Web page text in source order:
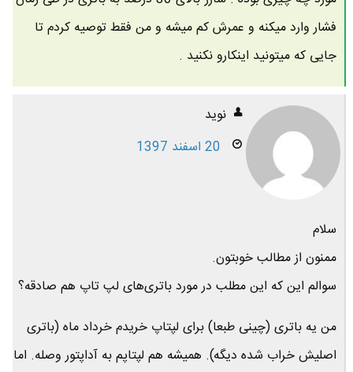
فشار وارد میکنه و عمرش کم میشه و من فقط توصیه کردم تا
جایی که میتونید اینکارو نکنید .
نوید
20 اسفند 1397
سلام
ممنون از مطالب خوبتون.
سوالم این که این مطلب در مورد باتری‌های لپ تاپ هم صادقه؟
من یه باتری (چینی طبعا) برای لپتاپ خریدم خرداد ماه (باتری
اصلیش خراب شده دیگه). همیشه هم لپتاپم به آداپتور وصله. اما